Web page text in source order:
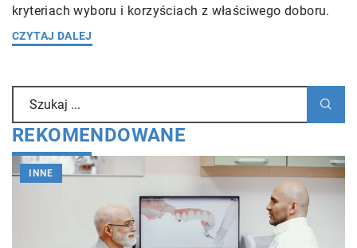
kryteriach wyboru i korzyściach z właściwego doboru.
CZYTAJ DALEJ
REKOMENDOWANE
INNE